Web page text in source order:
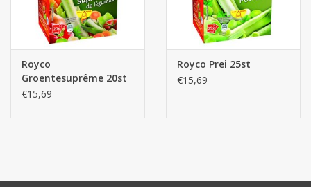
Royco
Groentesuprême 20st
€15,69
Royco Prei 25st
€15,69